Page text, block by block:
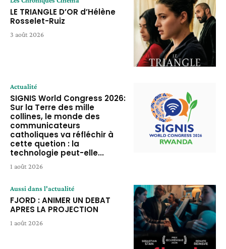
LE TRIANGLE D’OR d’Hélène
Rosselet-Ruiz
3 août 2026
Actualité
SIGNIS World Congress 2026:
Sur la Terre des mille
collines, le monde des
communicateurs
catholiques va réfléchir à
cette quetion : la
technologie peut-elle...
1 août 2026
Aussi dans l'actualité
FJORD : ANIMER UN DEBAT
APRES LA PROJECTION
1 août 2026